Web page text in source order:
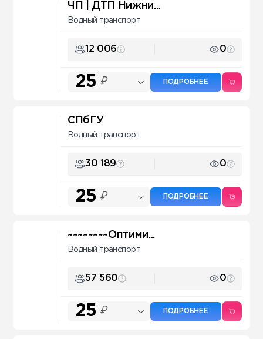
ЧП | ДТП Нижни...
Водный транспорт
12 006 0
25 ₽ ПОДРОБНЕЕ
СПбГУ
Водный транспорт
30 189 0
25 ₽ ПОДРОБНЕЕ
~~~~~~~~Оптими...
Водный транспорт
57 560 0
25 ₽ ПОДРОБНЕЕ